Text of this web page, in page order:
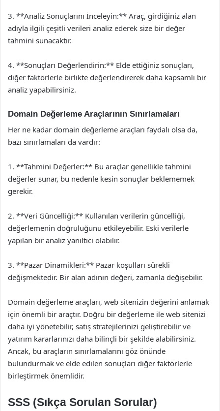
3. **Analiz Sonuçlarını İnceleyin:** Araç, girdiğiniz alan
adıyla ilgili çeşitli verileri analiz ederek size bir değer
tahmini sunacaktır.
4. **Sonuçları Değerlendirin:** Elde ettiğiniz sonuçları,
diğer faktörlerle birlikte değerlendirerek daha kapsamlı bir
analiz yapabilirsiniz.
Domain Değerleme Araçlarının Sınırlamaları
Her ne kadar domain değerleme araçları faydalı olsa da,
bazı sınırlamaları da vardır:
1. **Tahmini Değerler:** Bu araçlar genellikle tahmini
değerler sunar, bu nedenle kesin sonuçlar beklememek
gerekir.
2. **Veri Güncelliği:** Kullanılan verilerin güncelliği,
değerlemenin doğruluğunu etkileyebilir. Eski verilerle
yapılan bir analiz yanıltıcı olabilir.
3. **Pazar Dinamikleri:** Pazar koşulları sürekli
değişmektedir. Bir alan adının değeri, zamanla değişebilir.
Domain değerleme araçları, web sitenizin değerini anlamak
için önemli bir araçtır. Doğru bir değerleme ile web sitenizi
daha iyi yönetebilir, satış stratejilerinizi geliştirebilir ve
yatırım kararlarınızı daha bilinçli bir şekilde alabilirsiniz.
Ancak, bu araçların sınırlamalarını göz önünde
bulundurmak ve elde edilen sonuçları diğer faktörlerle
birleştirmek önemlidir.
SSS (Sıkça Sorulan Sorular)